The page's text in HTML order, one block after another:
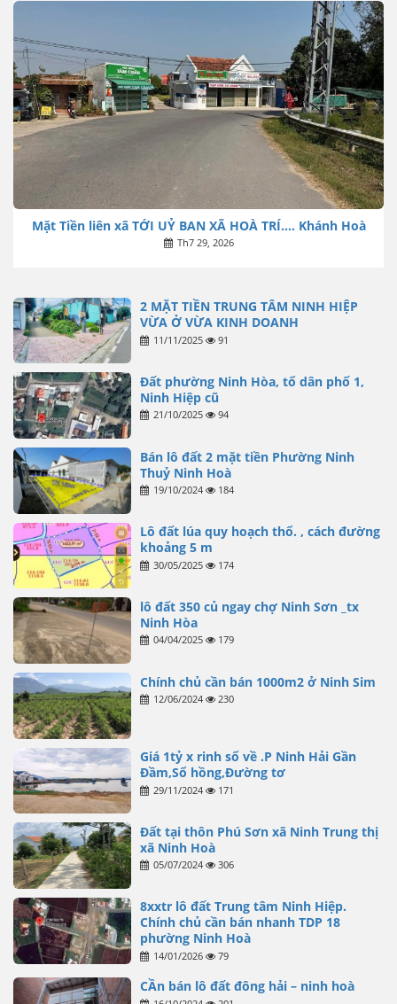
Mặt Tiền liên xã TỚI UỶ BAN XÃ HOÀ TRÍ…. Khánh Hoà
Th7 29, 2026
2 MẶT TIỀN TRUNG TÂM NINH HIỆP
VỪA Ở VỪA KINH DOANH
11/11/2025 91
Đất phường Ninh Hòa, tổ dân phố 1,
Ninh Hiệp cũ
21/10/2025 94
Bán lô đất 2 mặt tiền Phường Ninh
Thuỷ Ninh Hoà
19/10/2024 184
Lô đất lúa quy hoạch thổ. , cách đường
khoảng 5 m
30/05/2025 174
lô đất 350 củ ngay chợ Ninh Sơn _tx
Ninh Hòa
04/04/2025 179
Chính chủ cần bán 1000m2 ở Ninh Sim
12/06/2024 230
Giá 1tỷ x rinh sổ về .P Ninh Hải Gần
Đầm,Sổ hồng,Đường tơ
29/11/2024 171
Đất tại thôn Phú Sơn xã Ninh Trung thị
xã Ninh Hoà
05/07/2024 306
8xxtr lô đất Trung tâm Ninh Hiệp.
Chính chủ cần bán nhanh TDP 18
phường Ninh Hoà
14/01/2026 79
CẦn bán lô đất đông hải – ninh hoà